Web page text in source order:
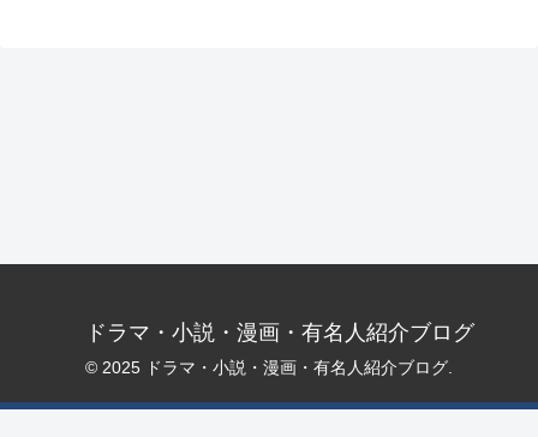
ドラマ・小説・漫画・有名人紹介ブログ
© 2025 ドラマ・小説・漫画・有名人紹介ブログ.